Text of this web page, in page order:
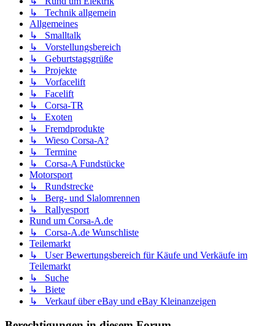
↳ Technik allgemein
Allgemeines
↳ Smalltalk
↳ Vorstellungsbereich
↳ Geburtstagsgrüße
↳ Projekte
↳ Vorfacelift
↳ Facelift
↳ Corsa-TR
↳ Exoten
↳ Fremdprodukte
↳ Wieso Corsa-A?
↳ Termine
↳ Corsa-A Fundstücke
Motorsport
↳ Rundstrecke
↳ Berg- und Slalomrennen
↳ Rallyesport
Rund um Corsa-A.de
↳ Corsa-A.de Wunschliste
Teilemarkt
↳ User Bewertungsbereich für Käufe und Verkäufe im
Teilemarkt
↳ Suche
↳ Biete
↳ Verkauf über eBay und eBay Kleinanzeigen